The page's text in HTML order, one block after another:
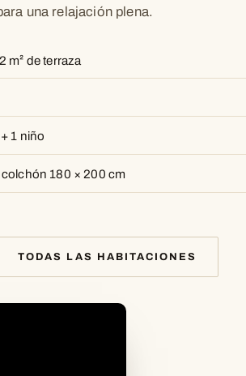
una relajación plena.
m² de terraza
1 niño
180 × 200 cm
TODAS LAS HABITACIONES